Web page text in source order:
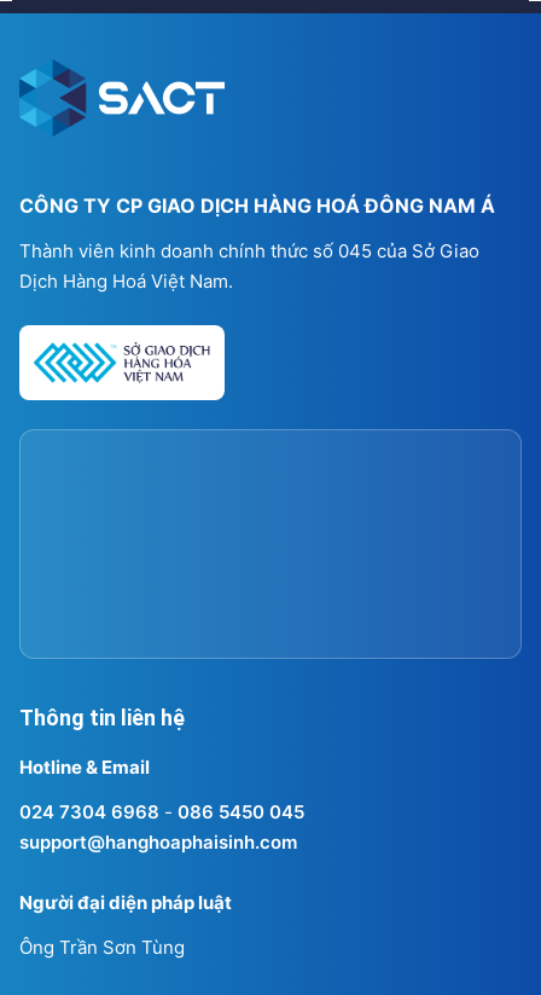
CÔNG TY CP GIAO DỊCH HÀNG HOÁ ĐÔNG NAM Á
Thành viên kinh doanh chính thức số 045 của Sở Giao
Dịch Hàng Hoá Việt Nam.
Thông tin liên hệ
Hotline & Email
024 7304 6968 - 086 5450 045
support@hanghoaphaisinh.com
Người đại diện pháp luật
Ông Trần Sơn Tùng